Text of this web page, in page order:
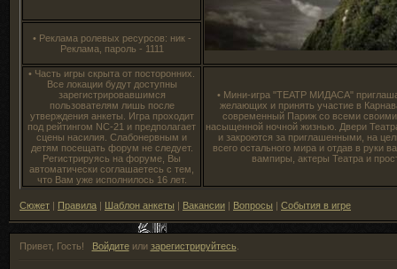
• Реклама ролевых ресурсов: ник -
Реклама, пароль - 1111
• Часть игры скрыта от посторонних.
Все локации будут доступны
зарегистрировавшимся
пользователям лишь после
утверждения анкеты. Игра проходит
под рейтингом NC-21 и предполагает
сцены насилия. Слабонервным и
детям посещать форум не следует.
Регистрируясь на форуме, Вы
автоматически соглашаетесь с тем,
что Вам уже исполнилось 16 лет.
• Мини-игра "ТЕАТР МИДАСА"
желающих и принять участие в
современный Париж со всеми
насыщенной ночной жизнью. Двери
и закроются за приглашенными, на
всего остального мира и отдав в руки
вампиры, актеры Театра и
Сюжет | Правила | Шаблон анкеты | Вакансии | Вопросы | События в игре
Привет, Гость! Войдитеили зарегистрируйтесь.